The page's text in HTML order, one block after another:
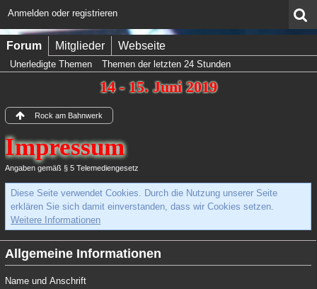
Anmelden oder registrieren
Forum Mitglieder Webseite
Unerledigte Themen Themen der letzten 24 Stunden
14 - 15. Juni 2019
Rock am Bahnwerk
Impressum
Angaben gemäß § 5 Telemediengesetz
Diese Seite verwendet Cookies. Durch die Nutzung unserer Seite
erklären Sie sich damit einverstanden, dass wir Cookies setzen.
Weitere Informationen
Allgemeine Informationen
Name und Anschrift